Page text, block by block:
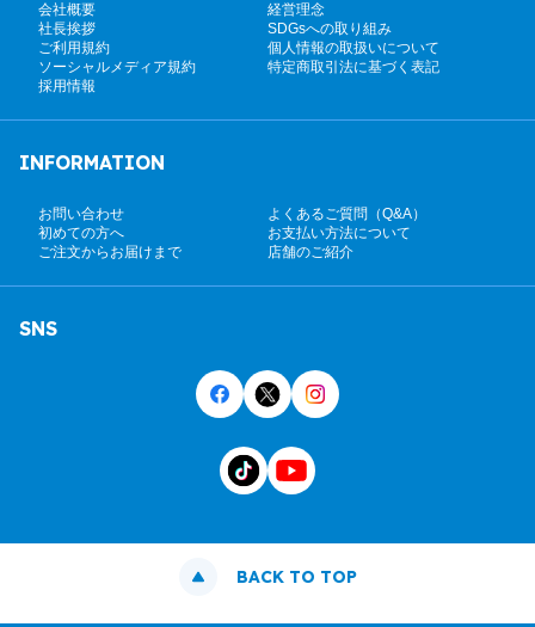
会社概要
経営理念
社長挨拶
SDGsへの取り組み
ご利用規約
個人情報の取扱いについて
ソーシャルメディア規約
特定商取引法に基づく表記
採用情報
INFORMATION
お問い合わせ
よくあるご質問（Q&A）
初めての方へ
お支払い方法について
ご注文からお届けまで
店舗のご紹介
SNS
BACK TO TOP